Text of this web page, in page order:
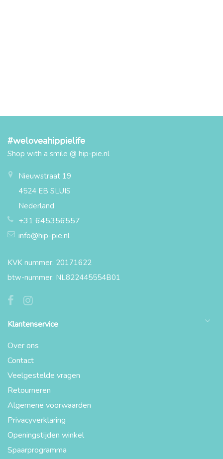
#weloveahippielife
Shop with a smile @ hip-pie.nl
Nieuwstraat 19
4524 EB SLUIS
Nederland
+31 645356557
info@hip-pie.nl
KVK nummer: 20171622
btw-nummer: NL822445554B01
Klantenservice
Over ons
Contact
Veelgestelde vragen
Retourneren
Algemene voorwaarden
Privacyverklaring
Openingstijden winkel
Spaarprogramma